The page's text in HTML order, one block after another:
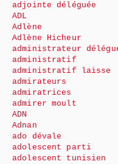
adjointe déléguée
ADL
Adlène
Adlène Hicheur
administrateur
administratif
administratif laisse
admirateurs
admiratrices
admirer moult
ADN
Adnan
ado dévale
adolescent parti
adolescent tunisien